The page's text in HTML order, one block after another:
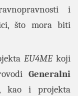
i
što mora biti
EU4MEkoji
Generalni
kao i projekta